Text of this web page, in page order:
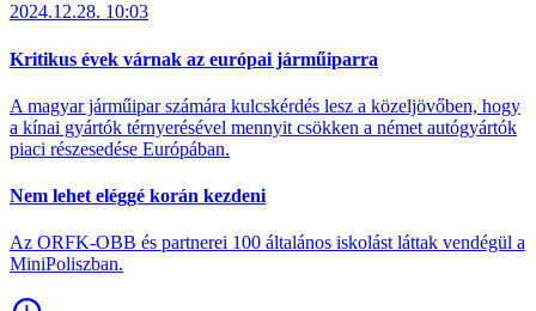
2024.12.28. 10:03
Kritikus évek várnak az európai járműiparra
A magyar járműipar számára kulcskérdés lesz a közeljövőben, hogy
a kínai gyártók térnyerésével mennyit csökken a német autógyártók
piaci részesedése Európában.
Nem lehet eléggé korán kezdeni
Az ORFK-OBB és partnerei 100 általános iskolást láttak vendégül a
MiniPoliszban.